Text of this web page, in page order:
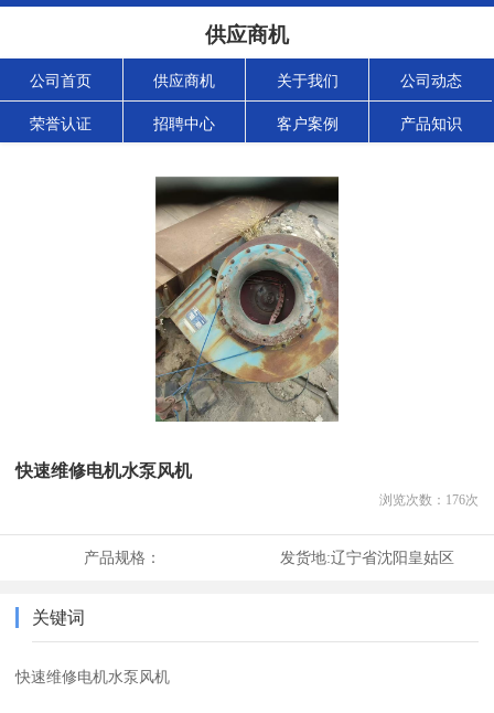
供应商机
公司首页 供应商机 关于我们 公司动态
荣誉认证 招聘中心 客户案例 产品知识
快速维修电机水泵风机
浏览次数： 176次
产品规格： 发货地:辽宁省沈阳皇姑区
关键词
快速维修电机水泵风机